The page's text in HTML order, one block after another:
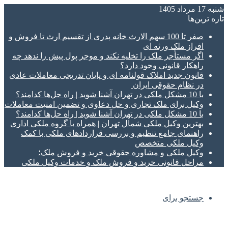
شنبه 17 مرداد 1405
تازه‌ ترین‌ها
صفر تا 100 سهم الارث خانه پدری از تقسیم ارث تا فروش و
افراز ملک ورثه ای
اگر مستأجر ملک را تخلیه نکند و موجر پول پیش را ندهد چه
راهکار قانونی وجود دارد؟
قانون جدید املاک قولنامه ای و پایان تدریجی معاملات عادی
در نظام حقوقی ایران
با 10 مشکل ملکی در تهران آشنا شوید | راه حل‌ها کدامند؟
وکیل برای ملک تجاری و حل دعاوی و تضمین امنیت معاملات
با 10 مشکل ملکی در تهران آشنا شوید | راه حل‌ها کدامند؟
بهترین وکیل ملکی شمال تهران | همراه با گروه ملکی اداری
راهنمای جامع تنظیم و بررسی قراردادهای ملکی با کمک
وکیل ملکی متخصص
وکیل ملکی و مشاوره حقوقی خرید و فروش ملک؛
مراحل قانونی خرید و فروش ملک و خدمات وکیل ملکی
جستجو برای